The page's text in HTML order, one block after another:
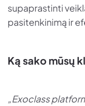
supaprastinti
pasitenkinimą ir
Ką sako mūsų
„Exoclass